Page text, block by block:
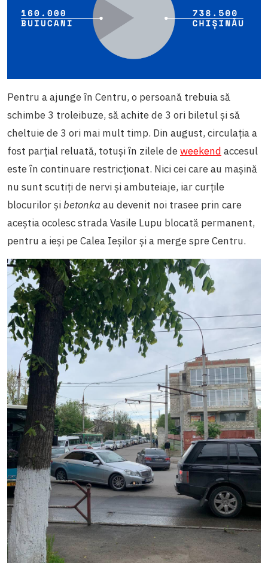
Pentru a ajunge în Centru, o persoană trebuia să
schimbe 3 troleibuze, să achite de 3 ori biletul și să
cheltuie de 3 ori mai mult timp. Din august, circulația a
fost parțial reluată, totuși în zilele deweekend accesul
este în continuare restricționat. Nici cei care au mașină
nu sunt scutiți de nervi și ambuteiaje, iar curțile
blocurilor șibetonka au devenit noi trasee prin care
aceștia ocolesc strada Vasile Lupu blocată permanent,
pentru a ieși pe Calea Ieșilor și a merge spre Centru.